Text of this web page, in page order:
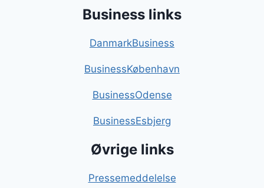
Business links
DanmarkBusiness
BusinessKøbenhavn
BusinessOdense
BusinessEsbjerg
Øvrige links
Pressemeddelelse